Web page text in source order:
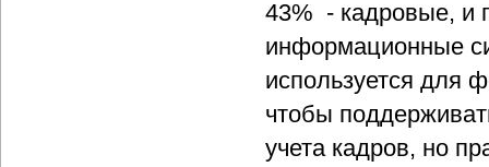
43% - кадровые, и
информационные
используется для
чтобы
учета кадров, но